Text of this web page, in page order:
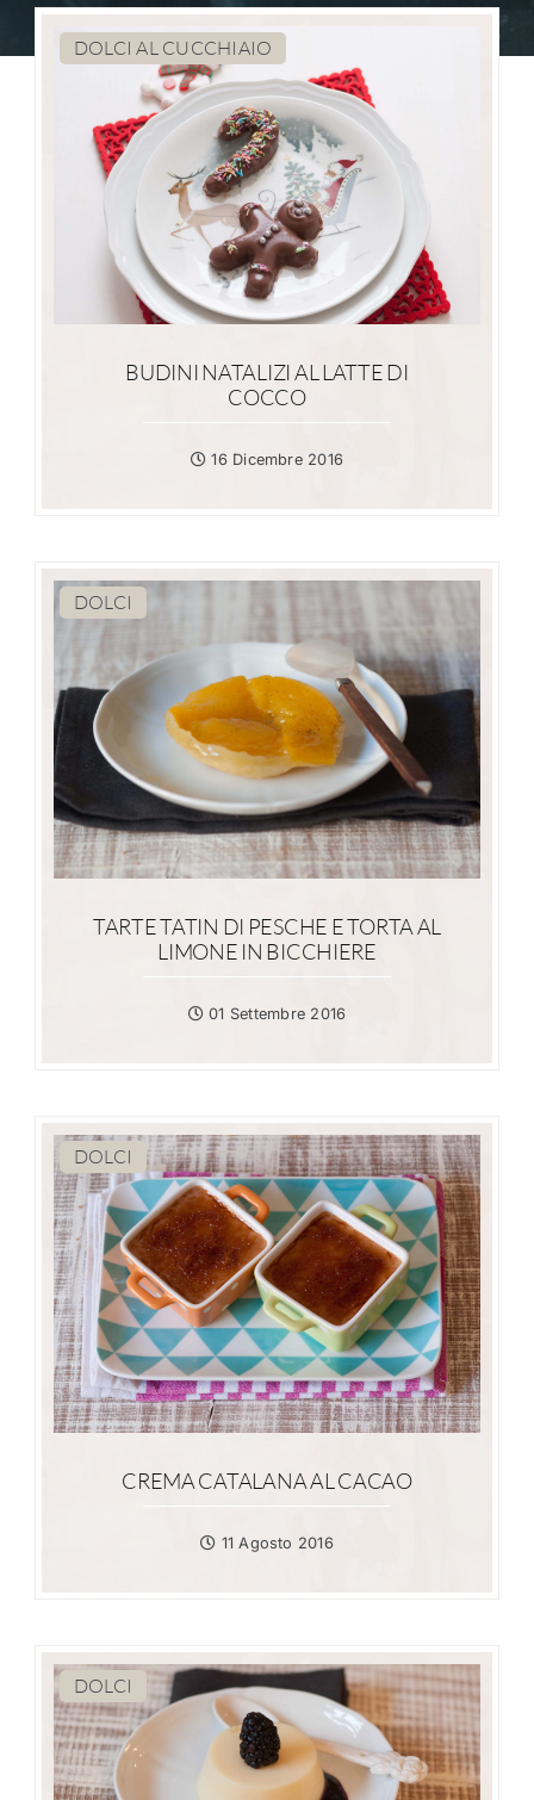
DOLCI AL CUCCHIAIO
BUDINI NATALIZI AL LATTE DI
COCCO
16 Dicembre 2016
DOLCI
TARTE TATIN DI PESCHE E TORTA AL
LIMONE IN BICCHIERE
01 Settembre 2016
DOLCI
CREMA CATALANA AL CACAO
11 Agosto 2016
DOLCI